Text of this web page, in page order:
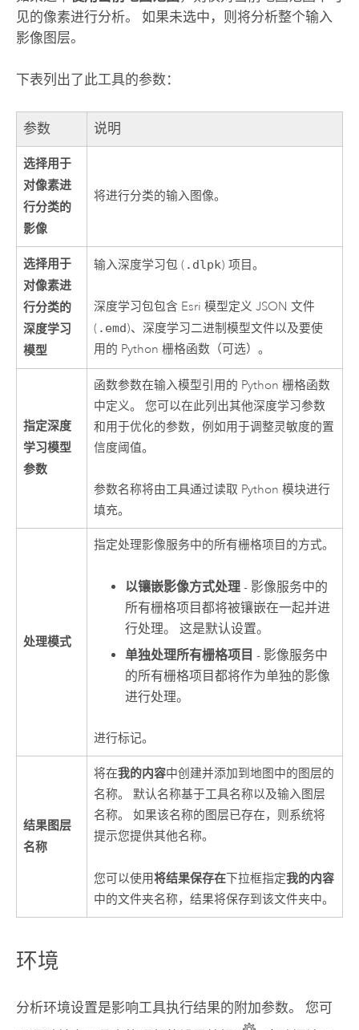
见的像素进行分析。 如果未选中，则将分析整个输入
影像图层。
下表列出了此工具的参数：
参数 说明
选择用于
对像素进
行分类的
影像
将进行分类的输入图像。
选择用于
对像素进
行分类的
深度学习
模型
输入深度学习包 ( .dlpk) 项目。
深度学习包包含 Esri 模型定义 JSON 文件
( .emd)、深度学习二进制模型文件以及要使
用的 Python 栅格函数（可选）。
指定深度
学习模型
参数
函数参数在输入模型引用的 Python 栅格函数
中定义。 您可以在此列出其他深度学习参数
和用于优化的参数，例如用于调整灵敏度的置
信度阈值。
参数名称将由工具通过读取 Python 模块进行
填充。
处理模式
指定处理影像服务中的所有栅格项目的方式。
以镶嵌影像方式处理 - 影像服务中的
所有栅格项目都将被镶嵌在一起并进
行处理。 这是默认设置。
单独处理所有栅格项目 - 影像服务中
的所有栅格项目都将作为单独的影像
进行处理。
进行标记。
结果图层
名称
将在我的内容中创建并添加到地图中的图层的
名称。 默认名称基于工具名称以及输入图层
名称。 如果该名称的图层已存在，则系统将
提示您提供其他名称。
您可以使用将结果保存在 下拉框指定我的内容
中的文件夹名称，结果将保存到该文件夹中。
环境
分析环境设置是影响工具执行结果的附加参数。 您可